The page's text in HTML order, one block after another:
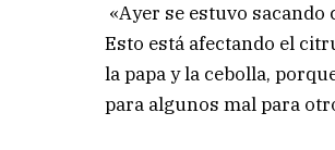
«Ayer se estuvo
Esto está afectando el
la papa y la cebolla,
para algunos mal para